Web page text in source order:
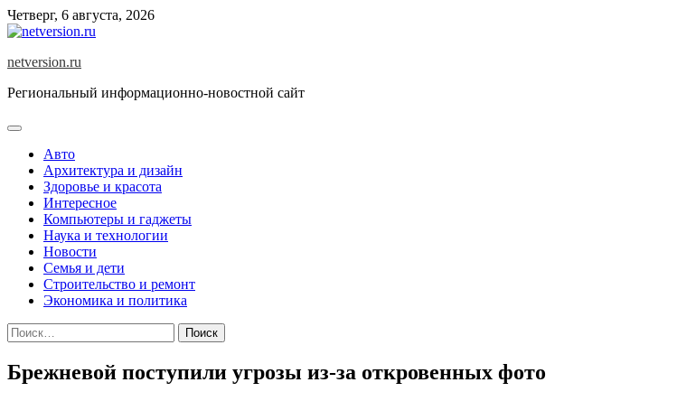
Skip
to
Четверг, 6 августа, 2026
netversion.ru
Региональный информационно-новостной сайт
Авто
Архитектура и дизайн
Здоровье и красота
Интересное
Компьютеры и гаджеты
Наука и технологии
Новости
Семья и дети
Строительство и ремонт
Экономика и политика
Найти:
Брежневой поступили угрозы из-за откровенных фото